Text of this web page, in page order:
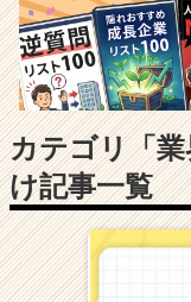
カテゴリ「
け記事一覧